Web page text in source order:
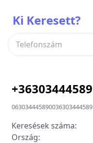
Ki Keresett?
+36303444589
063034445890036303444589
Keresések száma:
Ország: